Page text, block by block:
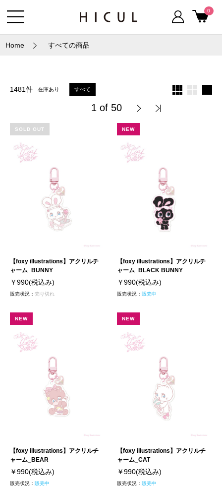
0
Home すべての商品
1481件 在庫あり すべて
1 of 50
SOLD OUT
【foxy illustrations】アクリルチ
ャーム_BUNNY
￥990(税込み)
販売状況： 売り切れ
NEW
【foxy illustrations】アクリルチ
ャーム_BLACK BUNNY
￥990(税込み)
販売状況：販売中
NEW
【foxy illustrations】アクリルチ
ャーム_BEAR
￥990(税込み)
販売状況： 販売中
NEW
【foxy illustrations】アクリルチ
ャーム_CAT
￥990(税込み)
販売状況：販売中